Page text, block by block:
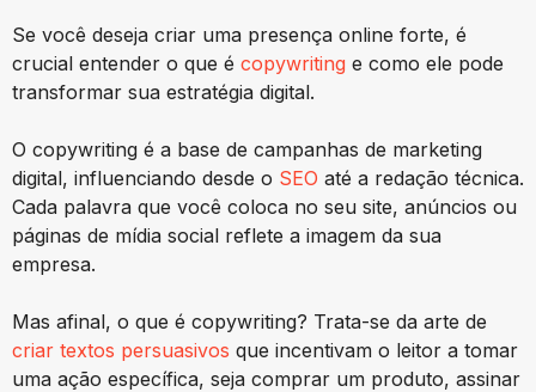
Se você deseja criar uma presença online forte, é
crucial entender o que é copywriting e como ele pode
transformar sua estratégia digital.
O copywriting é a base de campanhas de marketing
digital, influenciando desde o SEO até a redação técnica.
Cada palavra que você coloca no seu site, anúncios ou
páginas de mídia social reflete a imagem da sua
empresa.
Mas afinal, o que é copywriting? Trata-se da arte de
criar textos persuasivos que incentivam o leitor a tomar
uma ação específica, seja comprar um produto, assinar